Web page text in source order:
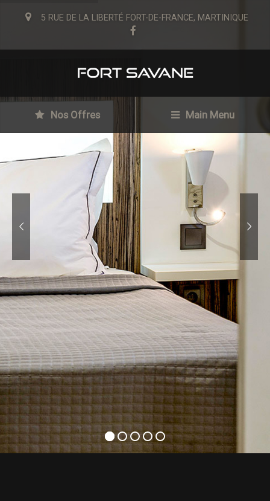
5 RUE DE LA LIBERTÉ FORT-DE-FRANCE, MARTINIQUE
Nos Offres Main Menu